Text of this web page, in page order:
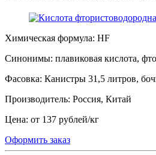
Химическая формула: HF
Синонимы: плавиковая кислота,
Фасовка: Канистры 31,5 литров,
Производитель: Россия, Китай
Цена: от 137 рублей/кг
Оформить заказ